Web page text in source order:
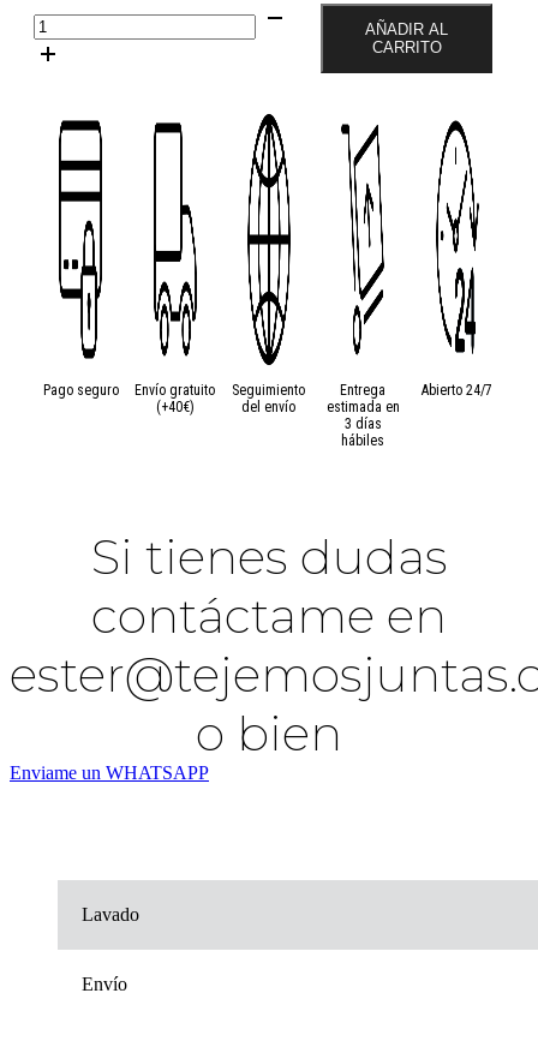
Color
Rosa
Arena
gramos
algodón
mercerizado
MUSKAT
cantidad
AÑADIR AL
CARRITO
Pago seguro
Envío gratuito
(+40€)
Seguimiento
del envío
Entrega
estimada en
3 días
hábiles
Abierto 24/7
Si tienes dudas
contáctame en
o bien
Enviame un WHATSAPP
Lavado
Envío